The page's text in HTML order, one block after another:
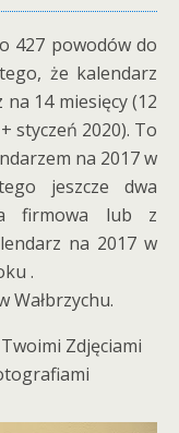
427 powodów do
że kalendarz
14 miesięcy (12
styczeń 2020). To
na 2017 w
jeszcze dwa
firmowa lub z
na 2017 w
.
Wałbrzychu.
Zdjęciami